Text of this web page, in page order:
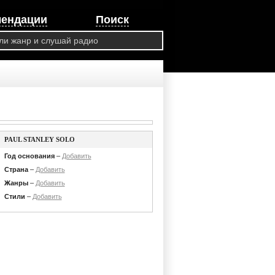
Поиск
PAUL STANLEY SOLO
Год основания– Добавить
Страна– Добавить
Жанры– Добавить
Стили – Добавить